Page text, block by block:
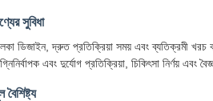
সুবিধা
ডিজাইন, দ্রুত প্রতিক্রিয়া সময় এবং ব্যতিক্রমী খরচ
এবং দুর্যোগ প্রতিক্রিয়া, চিকিৎসা নির্ণয় এবং
বৈশিষ্ট্য